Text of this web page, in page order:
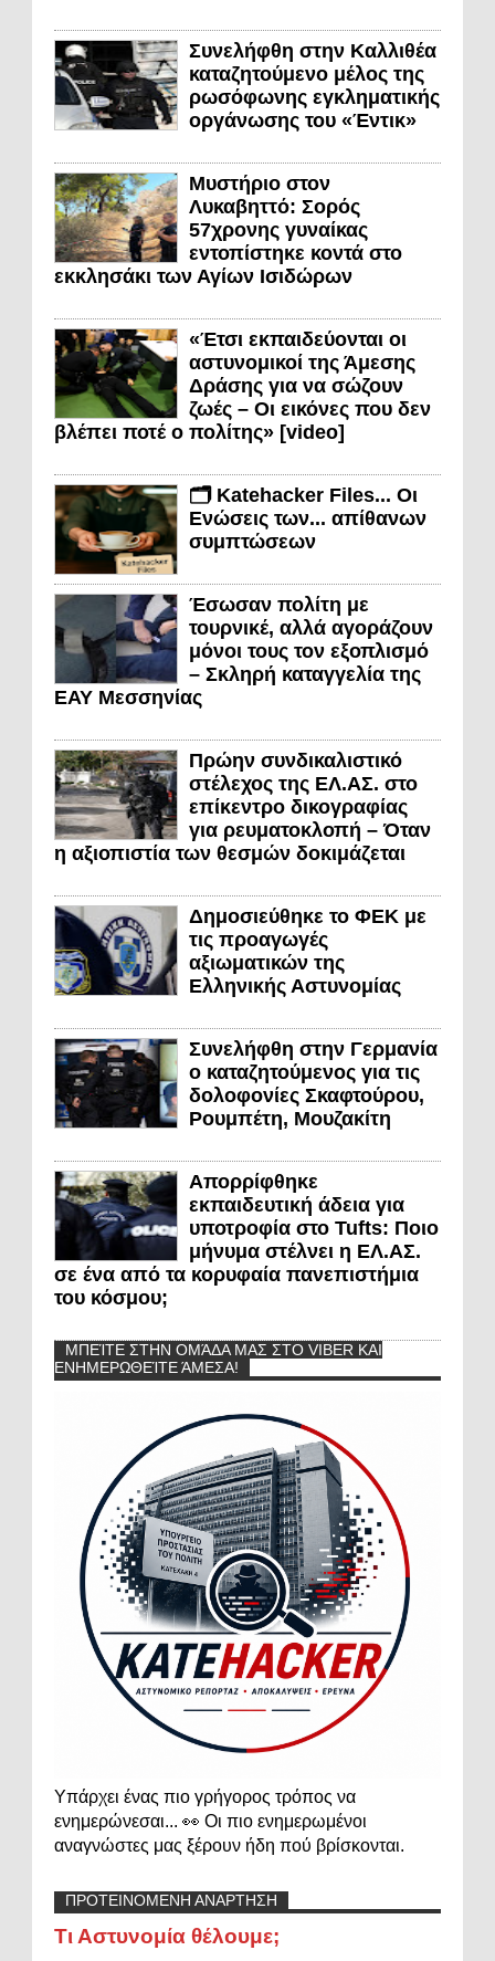
Συνελήφθη στην Καλλιθέα
καταζητούμενο μέλος της
ρωσόφωνης εγκληματικής
οργάνωσης του «Έντικ»
Μυστήριο στον
Λυκαβηττό: Σορός
57χρονης γυναίκας
εντοπίστηκε κοντά στο
εκκλησάκι των Αγίων Ισιδώρων
«Έτσι εκπαιδεύονται οι
αστυνομικοί της Άμεσης
Δράσης για να σώζουν
ζωές – Οι εικόνες που δεν
βλέπει ποτέ ο πολίτης» [video]
🗂️ Katehacker Files... Οι
Ενώσεις των... απίθανων
συμπτώσεων
Έσωσαν πολίτη με
τουρνικέ, αλλά αγοράζουν
μόνοι τους τον εξοπλισμό
– Σκληρή καταγγελία της
ΕΑΥ Μεσσηνίας
Πρώην συνδικαλιστικό
στέλεχος της ΕΛ.ΑΣ. στο
επίκεντρο δικογραφίας
για ρευματοκλοπή – Όταν
η αξιοπιστία των θεσμών δοκιμάζεται
Δημοσιεύθηκε το ΦΕΚ με
τις προαγωγές
αξιωματικών της
Ελληνικής Αστυνομίας
Συνελήφθη στην Γερμανία
ο καταζητούμενος για τις
δολοφονίες Σκαφτούρου,
Ρουμπέτη, Μουζακίτη
Απορρίφθηκε
εκπαιδευτική άδεια για
υποτροφία στο Tufts: Ποιο
μήνυμα στέλνει η ΕΛ.ΑΣ.
σε ένα από τα κορυφαία πανεπιστήμια
του κόσμου;
ΜΠΕΊΤΕ ΣΤΗΝ ΟΜΆΔΑ ΜΑΣ ΣΤΟ VIBER ΚΑΙ
ΕΝΗΜΕΡΩΘΕΊΤΕ ΆΜΕΣΑ!
Υπάρχει ένας πιο γρήγορος τρόπος να
ενημερώνεσαι... 👀 Οι πιο ενημερωμένοι
αναγνώστες μας ξέρουν ήδη πού βρίσκονται.
ΠΡΟΤΕΙΝΟΜΕΝΗ ΑΝΑΡΤΗΣΗ
Τι Αστυνομία θέλουμε;